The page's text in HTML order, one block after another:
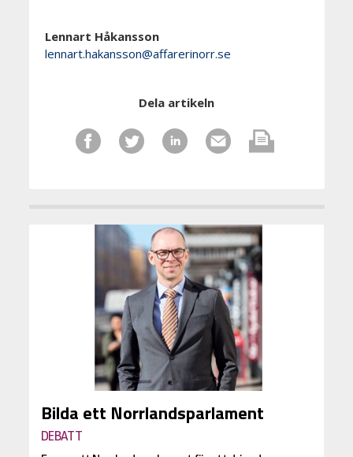
Lennart Håkansson
lennart.hakansson@affarerinorr.se
Dela artikeln
Bilda ett Norrlandsparlament
DEBATT